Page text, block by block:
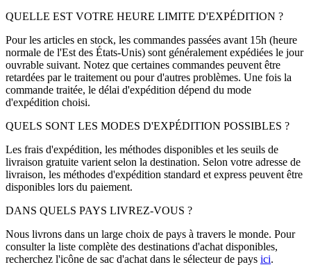
QUELLE EST VOTRE HEURE LIMITE D'EXPÉDITION ?
Pour les articles en stock, les commandes passées avant 15h (heure
normale de l'Est des États-Unis) sont généralement expédiées le jour
ouvrable suivant. Notez que certaines commandes peuvent être
retardées par le traitement ou pour d'autres problèmes. Une fois la
commande traitée, le délai d'expédition dépend du mode
d'expédition choisi.
QUELS SONT LES MODES D'EXPÉDITION POSSIBLES ?
Les frais d'expédition, les méthodes disponibles et les seuils de
livraison gratuite varient selon la destination. Selon votre adresse de
livraison, les méthodes d'expédition standard et express peuvent être
disponibles lors du paiement.
DANS QUELS PAYS LIVREZ-VOUS ?
Nous livrons dans un large choix de pays à travers le monde. Pour
consulter la liste complète des destinations d'achat disponibles,
recherchez l'icône de sac d'achat dans le sélecteur de pays ici.